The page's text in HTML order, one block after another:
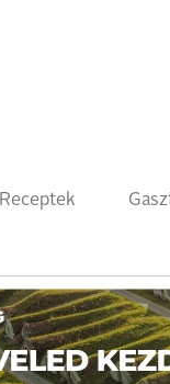
Receptek